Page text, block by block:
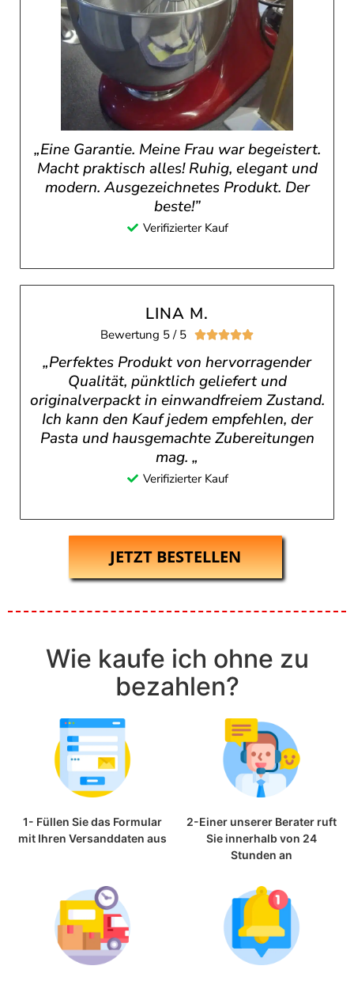
„Eine Garantie. Meine Frau war begeistert.
Macht praktisch alles! Ruhig, elegant und
modern. Ausgezeichnetes Produkt. Der
beste!”
Verifizierter Kauf
LINA M.
Bewertung 5 / 5 
„Perfektes Produkt von hervorragender
Qualität, pünktlich geliefert und
originalverpackt in einwandfreiem Zustand.
Ich kann den Kauf jedem empfehlen, der
Pasta und hausgemachte Zubereitungen
mag. „
Verifizierter Kauf
JETZT BESTELLEN
Wie kaufe ich ohne zu
bezahlen?
1- Füllen Sie das Formular
mit Ihren Versanddaten aus
2-Einer unserer Berater ruft
Sie innerhalb von 24
Stunden an